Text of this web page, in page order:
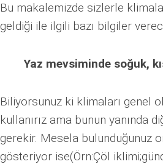
Bu makalemizde sizlerle
geldiği ile ilgili bazı bilgiler
Yaz mevsiminde soğuk,
Biliyorsunuz ki klimaları genel
kullanırız ama bunun yanında
gerekir. Mesela bulunduğunuz
gösteriyor ise(Örn:Çöl